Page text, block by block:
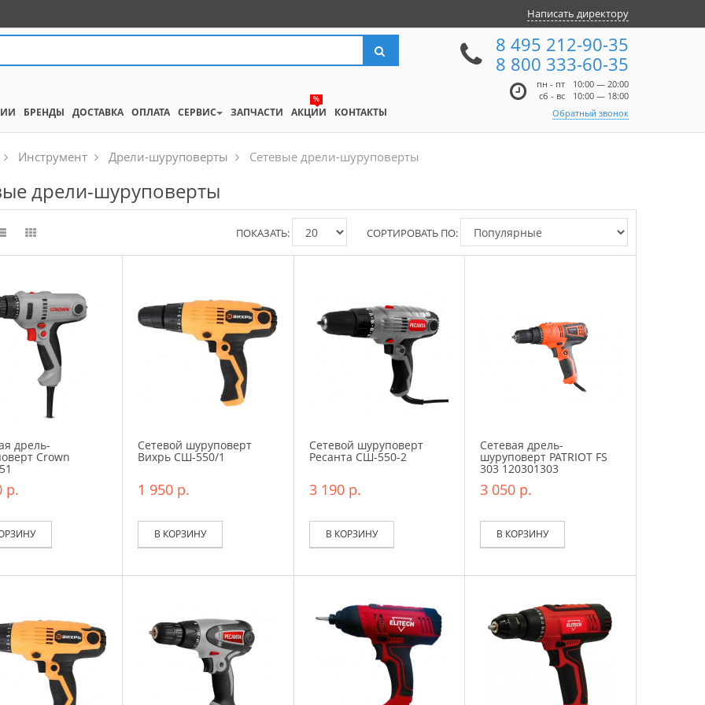
Написать директору
8 495 212-90-35
8 800 333-60-35
пн - пт
10:00 — 20:00
сб - вс
10:00 — 18:00
Обратный звонок
БРЕНДЫ ДОСТАВКА ОПЛАТА СЕРВИС ЗАПЧАСТИ
%
АКЦИИ КОНТАКТЫ
Инструмент Дрели-шуруповерты Сетевые дрели-шуруповерты
дрели-шуруповерты
СОРТИРОВАТЬ ПО:
ПОКАЗАТЬ:
дрель-
Crown
р.
Сетевой шуруповерт
Вихрь СШ-550/1
1 950 р.
В КОРЗИНУ
Сетевой шуруповерт
Ресанта СШ-550-2
3 190 р.
В КОРЗИНУ
Сетевая дрель-
шуруповерт PATRIOT FS
303 120301303
3 050 р.
В КОРЗИНУ